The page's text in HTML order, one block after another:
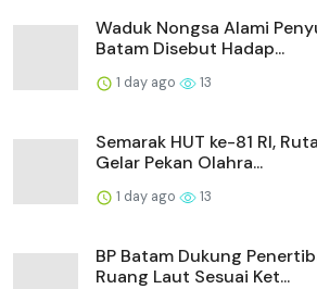
Waduk Nongsa Alami
Batam Disebut Hadap...
1 day ago 13
Semarak HUT ke-81 RI,
Gelar Pekan Olahra...
1 day ago 13
BP Batam Dukung
Ruang Laut Sesuai Ket...